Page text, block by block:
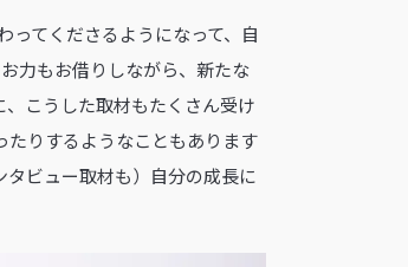
てくださるようになって、自
力もお借りしながら、新たな
こうした取材もたくさん受け
たりするようなこともあります
ビュー取材も）自分の成長に